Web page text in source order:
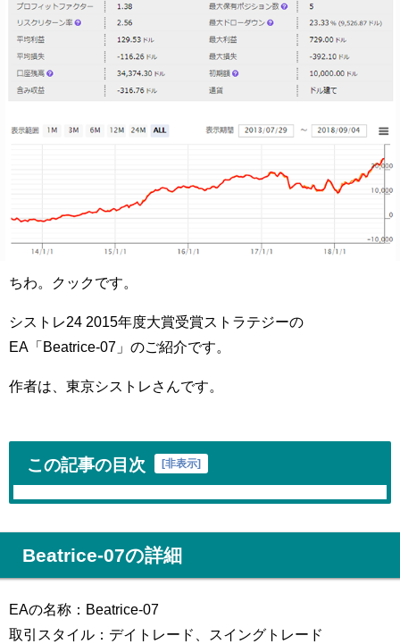
ちわ。クックです。
シストレ24 2015年度大賞受賞ストラテジーの
EA「Beatrice-07」のご紹介です。
作者は、東京シストレさんです。
この記事の目次 [非表示]
Beatrice-07の詳細
EAの名称：Beatrice-07
取引スタイル：デイトレード、スイングトレード